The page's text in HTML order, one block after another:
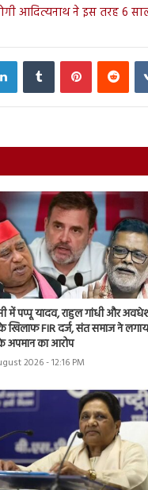
आदित्यनाथ ने इस तरह 6
LinkedInTumblr Pinterest
में पप्पू यादव, राहुल गांधी और
खिलाफ FIR दर्ज, संत समाज ने
अपमान का आरोप
2026 - 12:16 PM